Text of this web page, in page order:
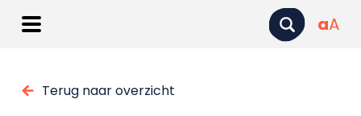
aA
Terug naar overzicht